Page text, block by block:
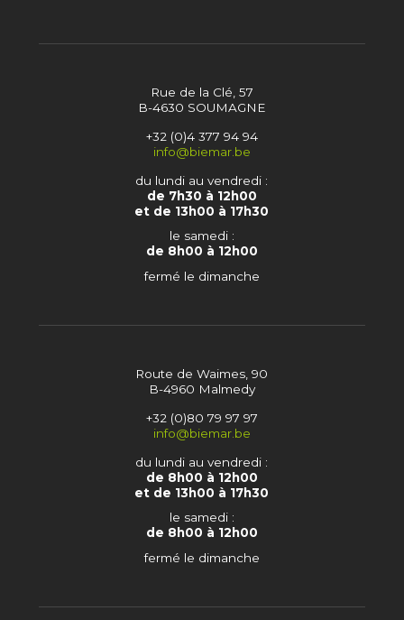
Rue de la Clé, 57
B-4630 SOUMAGNE
+32 (0)4 377 94 94
info@biemar.be
du lundi au vendredi :
de 7h30 à 12h00
et de 13h00 à 17h30
le samedi :
de 8h00 à 12h00
fermé le dimanche
Route de Waimes, 90
B-4960 Malmedy
+32 (0)80 79 97 97
info@biemar.be
du lundi au vendredi :
de 8h00 à 12h00
et de 13h00 à 17h30
le samedi :
de 8h00 à 12h00
fermé le dimanche